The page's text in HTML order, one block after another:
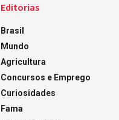
Editorias
Brasil
Mundo
Agricultura
Concursos e Emprego
Curiosidades
Fama